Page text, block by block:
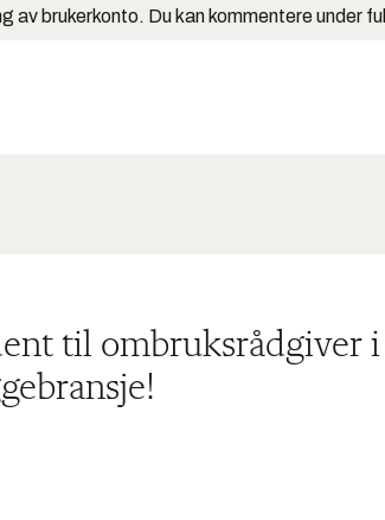
av brukerkonto. Du kan kommentere under
til ombruksrådgiver i